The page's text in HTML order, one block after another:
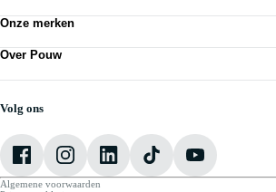
Bedrijfswagens
Kennisbank
Vestigingen
Onze merken
Audi
Škoda
VW Bedrijfswagens
Over Pouw
Vacatures
Mijn Pouw
Volg ons
Algemene voorwaarden